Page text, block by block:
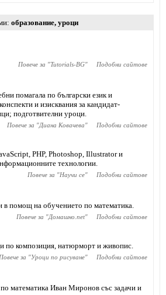
образование, уроци
Повече за "Tutorials-BG" Подобни сайтове
помагала по български език и
и изисквания за кандидат-
подготвителни уроци.
Повече за "Диана Ковачева" Подобни сайтове
PHP, Photoshop, Illustrator и
технологии.
Повече за "Научи се" Подобни сайтове
в помощ на обучението по математика.
Повече за "Домашно.net" Подобни сайтове
по композиция, натюрморт и живопис.
Повече за "Уроци по рисуване" Подобни сайтове
математика Иван Миронов със задачи и